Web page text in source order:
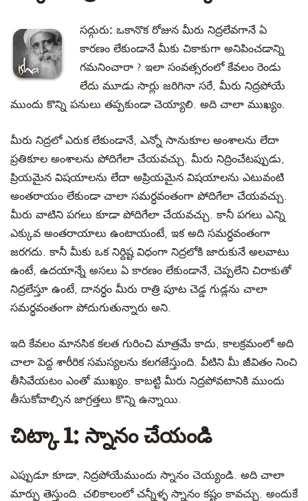
సద్గురు: ఒకానొక రోజున మీరు నిద్రలేవగానే ఏ
కారణం లేకుండానే మీకు చికాకుగా అనిపించడాన్ని
గమనించారా ? ఇలా సంవత్సరంలో కేవలం రెండు
లేదు మూడు సార్లు జరిగినా సరే, మీరు నిద్రపోయే
ముందు కొన్ని పనులు తప్పకుండా చెయ్యాలి. అది చాలా ముఖ్యం.
మీరు నిద్రలో ఎరుక లేకుండానే, ఎన్నో సానుకూల అంశాలను లేదా
ప్రతికూల అంశాలను పోదిగేలా చేయవచ్చు. మీరు నిద్రించేటప్పుడు,
ప్రియమైన విషయాలను లేదా అప్రియమైన విషయాలను ఎటువంటి
అంతరాయం లేకుండా చాలా సమర్ధవంతంగా పోదిగేలా చేయవచ్చు.
మీరు వాటిని పగలు కూడా పోదిగేలా చేయవచ్చు. కానీ పగలు ఎన్ని
ఎక్కువ అంతరాయాలు ఉంటాయంటే, ఇక అది సమర్ధవంతంగా
జరగదు. కానీ మీకు ఒక నిర్దిష్ట విధంగా నిద్రలోకి జారుకునే అలవాటు
ఉంటే, ఉదయాన్నే అసలు ఏ కారణం లేకుండానే, చెప్పలేని చిరాకుతో
నిద్రలేస్తూ ఉంటే, దానర్ధం మీరు రాత్రి పూట చెడ్డ గుడ్లను చాలా
సమర్ధవంతంగా పోదుగుతున్నారు అని.
ఇది కేవలం మానసిక కలత గురించి మాత్రమే కాదు, కాలక్రమంలో అది
చాలా పెద్ద శారీరిక సమస్యలను కలగజేస్తుంది. వీటిని మీ జీవితం నించి
తీసివేయటం ఎంతో ముఖ్యం. కాబట్టి మీరు నిద్రపోవటానికి ముందు
తీసుకోవాల్సిన జాగ్రత్తలు కొన్ని ఉన్నాయి.
చిట్కా 1: స్నానం చేయండి
ఎప్పుడూ కూడా, నిద్రపోయేముందు స్నానం చెయ్యండి. అది చాలా
మార్పు తెస్తుంది. చలికాలంలో చన్నీళ్ళ స్నానం కష్టం కావచ్చు. అందుకే